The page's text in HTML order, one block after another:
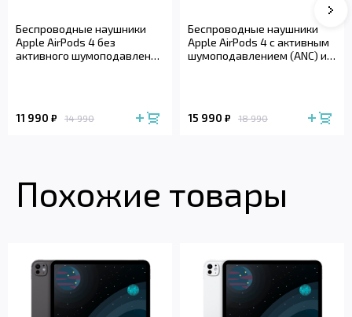
Беспроводные наушники
Apple AirPods 4 без
активного шумоподавления
11 990 ₽ 14 990
Беспроводные наушники
Apple AirPods 4 с активным
шумоподавлением (ANC) и
15 990 ₽ 18 990
Похожие товары